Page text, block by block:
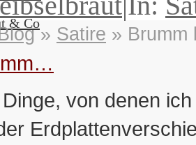
& Co
» Satire »
von denen